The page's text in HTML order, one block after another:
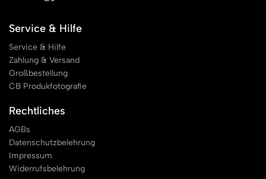
Service & Hilfe
Service & Hilfe
Zahlung & Versand
Großbestellung
CB Produkfotografie
Rechtliches
AGBs
Datenschutzbelehrung
Impressum
Widerrufsbelehrung